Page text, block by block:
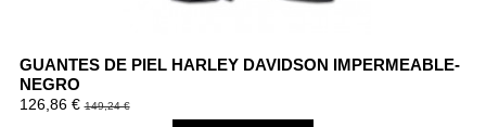
GUANTES DE PIEL HARLEY DAVIDSON IMPERMEABLE-
NEGRO
126,86 €149,24 €